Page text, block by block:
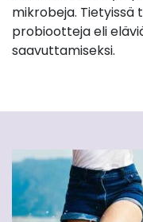
mikrobeja.
probiootteja eli
saavuttamiseksi.